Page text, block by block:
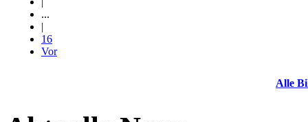
...
|
16
Vor
Alle